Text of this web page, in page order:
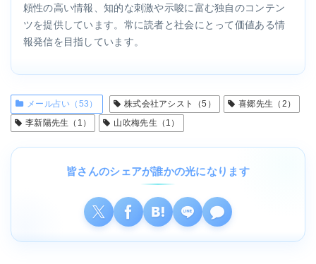
頼性の高い情報、知的な刺激や示唆に富む独自のコンテン
ツを提供しています。常に読者と社会にとって価値ある情
報発信を目指しています。
メール占い（53） 株式会社アシスト（5）
喜郷先生（2）
李新陽先生（1）
山吹梅先生（1）
皆さんのシェアが誰かの光になります